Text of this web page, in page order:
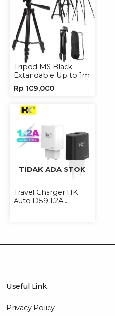
Tripod MS Black
Extandable Up to 1m
Rp 109,000
TIDAK ADA STOK
Travel Charger HK
Auto D59 1.2A
Useful Link
Privacy Policy